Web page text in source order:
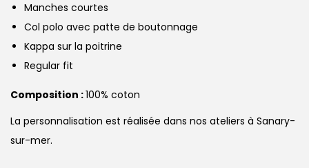
Manches courtes
Col polo avec patte de boutonnage
Kappa sur la poitrine
Regular fit
Composition :100% coton
La personnalisation est réalisée dans nos ateliers à Sanary-
sur-mer.